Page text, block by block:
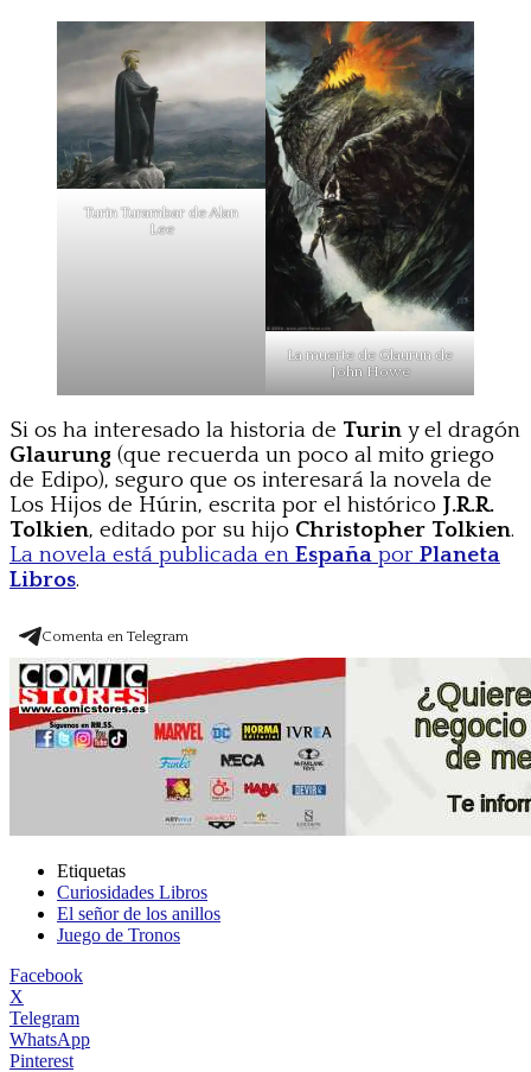
Turin Turambar de Alan
Lee
La muerte de Glaurun de
John Howe
Si os ha interesado la historia de Turin y el dragón
Glaurung (que recuerda un poco al mito griego
de Edipo), seguro que os interesará la novela de
Los Hijos de Húrin, escrita por el histórico J.R.R.
Tolkien, editado por su hijo Christopher Tolkien.
La novela está publicada en España por Planeta
Libros.
Comenta en Telegram
Etiquetas
Curiosidades Libros
El señor de los anillos
Juego de Tronos
Facebook
X
Telegram
WhatsApp
Pinterest